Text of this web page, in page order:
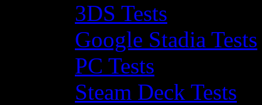
3DS Tests
Google Stadia Tests
PC Tests
Steam Deck Tests